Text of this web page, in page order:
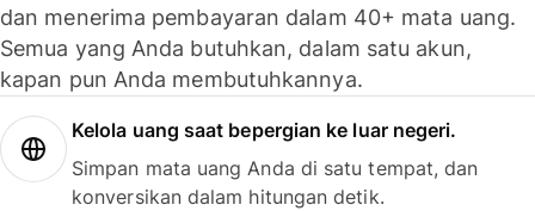
dan menerima pembayaran dalam 40+ mata uang.
Semua yang Anda butuhkan, dalam satu akun,
kapan pun Anda membutuhkannya.
Kelola uang saat bepergian ke luar negeri.
Simpan mata uang Anda di satu tempat, dan
konversikan dalam hitungan detik.